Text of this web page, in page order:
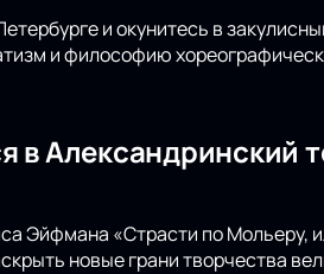
и окунитесь в
и философию
в Александринский
Эйфмана «Страсти по
новые грани творчества